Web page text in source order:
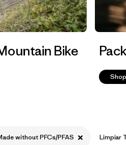
Bike
Shop
without PFCs/PFAS Limpiar